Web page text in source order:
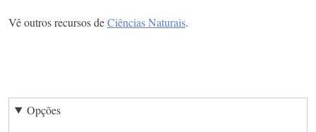
Vê outros recursos deCiências Naturais.
Opções